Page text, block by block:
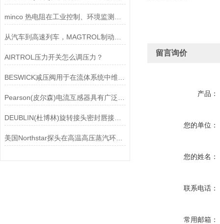
AIRTROL压力开关怎么调压力？
DEUBLIN(杜博林)旋转接头密封唇接觖宽度和负载
美国Northstar探头在高温高压蒸汽环境下的液位测量可靠性
留言询价
产品：
您的单位：
您的姓名：
联系电话：
常用邮箱：